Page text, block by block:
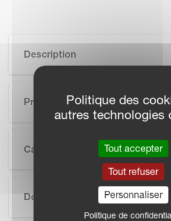
Description
Principaux Avantages
Caractéristiques
Documentation
Politique des
autres technologies
Tout accepter
Tout refuser
Personnaliser
Politique de